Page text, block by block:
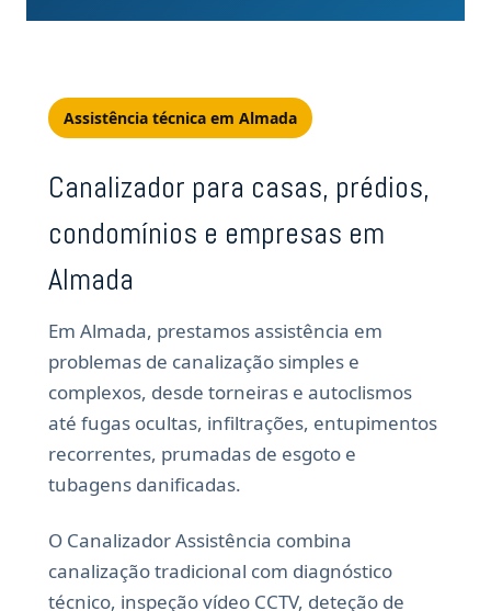
Assistência técnica em Almada
Canalizador para casas, prédios,
condomínios e empresas em
Almada
Em Almada, prestamos assistência em
problemas de canalização simples e
complexos, desde torneiras e autoclismos
até fugas ocultas, infiltrações, entupimentos
recorrentes, prumadas de esgoto e
tubagens danificadas.
O Canalizador Assistência combina
canalização tradicional com diagnóstico
técnico, inspeção vídeo CCTV, deteção de